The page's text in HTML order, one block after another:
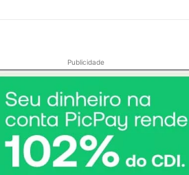
Publicidade